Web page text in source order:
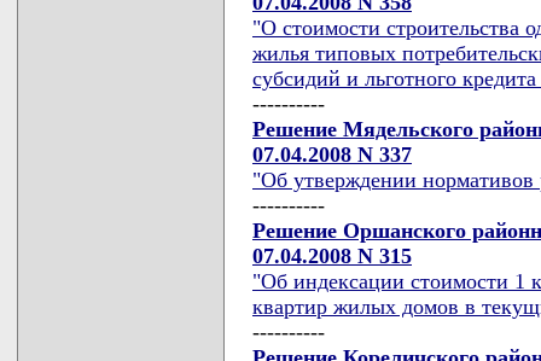
"О стоимости строительства
жилья типовых
субсидий и льготного
----------
Решение Мядельского
07.04.2008 N 337
"Об утверждении нормативов
----------
Решение Оршанского
07.04.2008 N 315
"Об индексации стоимости 1
квартир жилых домов в
----------